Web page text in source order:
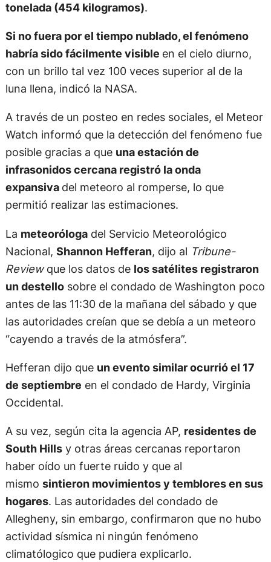
tonelada (454 kilogramos).
Si no fuera por el tiempo nublado, el fenómeno
habría sido fácilmente visible en el cielo diurno,
con un brillo tal vez 100 veces superior al de la
luna llena, indicó la NASA.
A través de un posteo en redes sociales, el Meteor
Watch informó que la detección del fenómeno fue
posible gracias a que una estación de
infrasonidos cercana registró la onda
expansiva del meteoro al romperse, lo que
permitió realizar las estimaciones.
La meteorólogadel Servicio Meteorológico
Nacional, Shannon Hefferan, dijo al Tribune-
Reviewque los datos de los satélites registraron
un destellosobre el condado de Washington poco
antes de las 11:30 de la mañana del sábado y que
las autoridades creían que se debía a un meteoro
“cayendo a través de la atmósfera”.
Hefferan dijo que un evento similar ocurrió el 17
de septiembre en el condado de Hardy, Virginia
Occidental.
A su vez, según cita la agencia AP, residentes de
South Hillsy otras áreas cercanas reportaron
haber oído un fuerte ruido y que al
mismo sintieron movimientos y temblores en sus
hogares. Las autoridades del condado de
Allegheny, sin embargo, confirmaron que no hubo
actividad sísmica ni ningún fenómeno
climatólogico que pudiera explicarlo.